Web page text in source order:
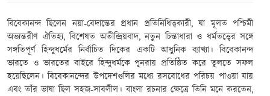
বিবেকানন্দ ছিলেন নয়া-বেদান্তের প্রধান প্রতিনিধিত্বকারী, যা মূলত পশ্চিমী
অভ্যন্তরীণ ঐতিহ্য, বিশেষত অতীন্দ্রিয়বাদ, নতুন চিন্তাধারা ও ধর্মতত্ত্বের সঙ্গে
সঙ্গতিপূর্ণ হিন্দুধর্মের নির্বাচিত দিকের একটি আধুনিক ব্যাখ্যা। বিবেকানন্দ
ভারতে ও ভারতের বাইরে হিন্দুধর্মকে পুনরায় প্রতিষ্ঠিত করে তুলতে সফল
হয়েছিলেন। বিবেকানন্দের উপদেশগুলির মধ্যে রসবোধের পরিচয় পাওয়া যায়
এবং তাঁর ভাষা ছিল সহজ-সাবলীল। বাংলা রচনার ক্ষেত্রে তিনি মনে করতেন,